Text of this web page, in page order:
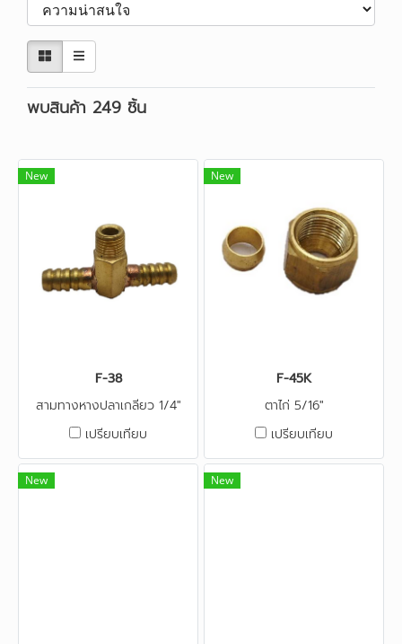
พบสินค้า 249 ชิ้น
New
F-38
สามทางหางปลาเกลียว 1/4"
เปรียบเทียบ
New
F-45K
ตาไก่ 5/16"
เปรียบเทียบ
New New